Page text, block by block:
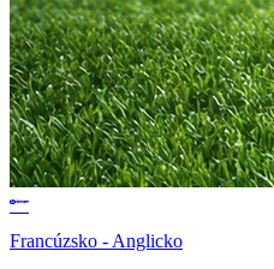
Francúzsko - Anglicko